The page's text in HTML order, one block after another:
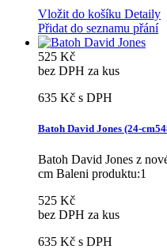
Vložit do košíku Detaily
Přidat do seznamu přání
525 Kč
bez DPH za kus
635 Kč s DPH
Batoh David Jones (24-
Batoh David Jones z
cm Baleni produktu:1
525 Kč
bez DPH za kus
635 Kč s DPH